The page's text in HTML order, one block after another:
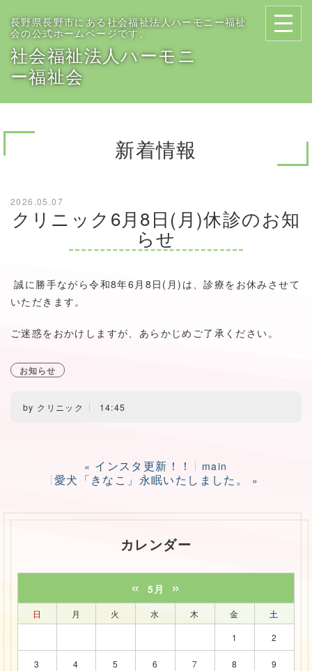
社会福祉法人ハーモニ
ー福祉会
長野県長野市にある社会福祉法人ハーモニー福祉
会の公式ホームページです。
新着情報
2026.05.07
クリニック6月8日(月)休診のお知
らせ
誠に勝手ながら令和8年6月8日(月)は、診療をお休みさせて
いただきます。
ご迷惑をおかけしますが、あらかじめご了承ください。
お知らせ
by クリニック 14:45
« インスタ更新！！ main
愛犬「きなこ」永眠いたしました。 »
カレンダー
« 5月 »
日 月 火 水 木 金
土
1
2
3 4 5 6 7 8 9